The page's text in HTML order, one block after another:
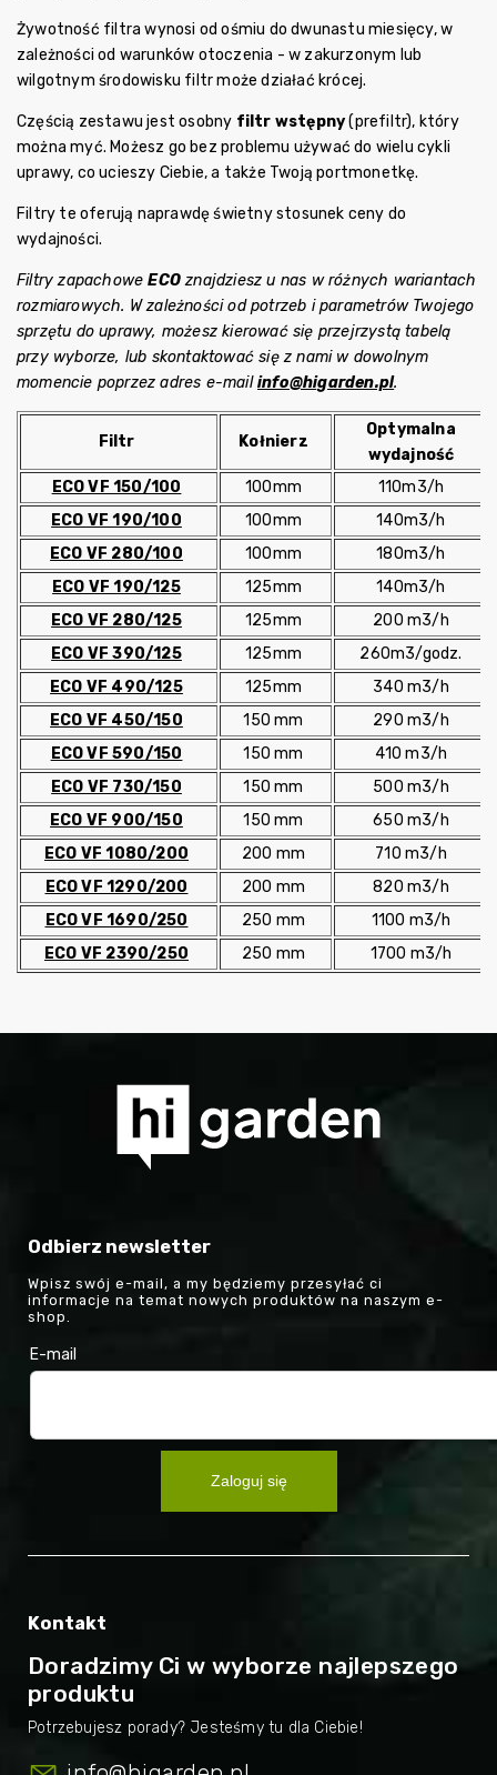
Żywotność filtra wynosi od ośmiu do dwunastu miesięcy, w
zależności od warunków otoczenia - w zakurzonym lub
wilgotnym środowisku filtr może działać krócej.
Częścią zestawu jest osobny filtr wstępny(prefiltr), który
można myć. Możesz go bez problemu używać do wielu cykli
uprawy, co ucieszy Ciebie, a także Twoją portmonetkę.
Filtry te oferują naprawdę świetny stosunek ceny do
wydajności.
Filtry zapachoweECOznajdziesz u nas w różnych wariantach
rozmiarowych. W zależności od potrzeb i parametrów Twojego
sprzętu do uprawy, możesz kierować się przejrzystą tabelą
przy wyborze, lub skontaktować się z nami w dowolnym
momencie poprzez adres e-mailinfo@higarden.pl.
Filtr Kołnierz
Optymalna
wydajność
ECO VF 150/100
100mm
110m3/h
ECO VF 190/100
100mm
140m3/h
ECO VF 280/100
100mm
180m3/h
ECO VF 190/125
125mm
140m3/h
ECO VF 280/125
125mm
200 m3/h
ECO VF 390/125
125mm
260m3/godz.
ECO VF 490/125
125mm
340 m3/h
ECO VF 450/150
150 mm
290 m3/h
ECO VF 590/150
150 mm
410 m3/h
ECO VF 730/150
150 mm
500 m3/h
ECO VF 900/150
150 mm
650 m3/h
ECO VF 1080/200
200 mm
710 m3/h
ECO VF 1290/200
200 mm
820 m3/h
ECO VF 1690/250
250 mm
1100 m3/h
ECO VF 2390/250
250 mm 1700 m3/h
Odbierz newsletter
Wpisz swój e-mail, a my będziemy przesyłać ci
informacje na temat nowych produktów na naszym e-
shop.
E-mail
Zaloguj się
Kontakt
Doradzimy Ci w wyborze najlepszego
produktu